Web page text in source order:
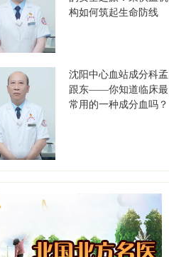
职务：书记
职称：主任医师
工作单位：沈阳市安宁医院
【详情】
刘天聪
职务：耳鼻咽喉-睡眠医学中
职称：副主任医师
工作单位：盛京医院滑翔院
区【详情】
职务：苏家屯分中心站长
职称：主任医师
工作单位：沈阳急救中心
构如何筑起生命防线
沈阳中心血站成分科孟
跟东——你知道临床最
常用的一种成分血吗？